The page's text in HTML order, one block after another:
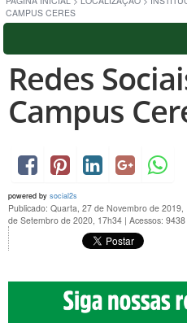
CAMPUS CERES
Redes
Campus
powered by social2s
Publicado: Quarta, 27 de Novembro de 2019,
de Setembro de 2020, 17h34 | Acessos: 9438